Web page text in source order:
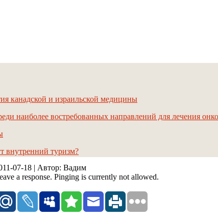
канадской и израильской медицины
наиболее востребованных направлений для лечения
внутренний туризм?
07-18 | Автор: Вадим
a response. Pinging is currently not allowed.